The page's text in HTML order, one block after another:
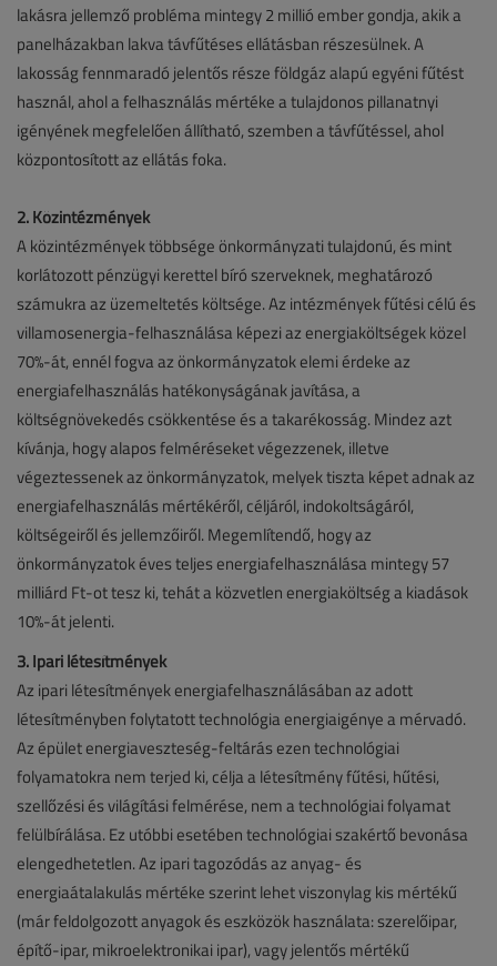
lakásra jellemző probléma mintegy 2 millió ember gondja, akik a
panelházakban lakva távfűtéses ellátásban részesülnek. A
lakosság fennmaradó jelentős része földgáz alapú egyéni fűtést
használ, ahol a felhasználás mértéke a tulajdonos pillanatnyi
igényének megfelelően állítható, szemben a távfűtéssel, ahol
központosított az ellátás foka.
2. Közintézmények
A közintézmények többsége önkormányzati tulajdonú, és mint
korlátozott pénzügyi kerettel bíró szerveknek, meghatározó
számukra az üzemeltetés költsége. Az intézmények fűtési célú és
villamosenergia-felhasználása képezi az energiaköltségek közel
70%-át, ennél fogva az önkormányzatok elemi érdeke az
energiafelhasználás hatékonyságának javítása, a
költségnövekedés csökkentése és a takarékosság. Mindez azt
kívánja, hogy alapos felméréseket végezzenek, illetve
végeztessenek az önkormányzatok, melyek tiszta képet adnak az
energiafelhasználás mértékéről, céljáról, indokoltságáról,
költségeiről és jellemzőiről. Megemlítendő, hogy az
önkormányzatok éves teljes energiafelhasználása mintegy 57
milliárd Ft-ot tesz ki, tehát a közvetlen energiaköltség a kiadások
10%-át jelenti.
3. Ipari létesítmények
Az ipari létesítmények energiafelhasználásában az adott
létesítményben folytatott technológia energiaigénye a mérvadó.
Az épület energiaveszteség-feltárás ezen technológiai
folyamatokra nem terjed ki, célja a létesítmény fűtési, hűtési,
szellőzési és világítási felmérése, nem a technológiai folyamat
felülbírálása. Ez utóbbi esetében technológiai szakértő bevonása
elengedhetetlen. Az ipari tagozódás az anyag- és
energiaátalakulás mértéke szerint lehet viszonylag kis mértékű
(már feldolgozott anyagok és eszközök használata: szerelőipar,
építő-ipar, mikroelektronikai ipar), vagy jelentős mértékű